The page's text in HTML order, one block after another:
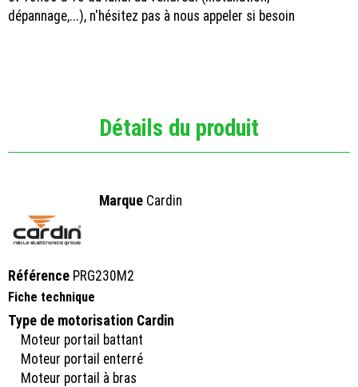
dépannage,...), n'hésitez pas à nous appeler si besoin
Détails du produit
Marque Cardin
Référence PRG230M2
Fiche technique
Type de motorisation Cardin
Moteur portail battant
Moteur portail enterré
Moteur portail à bras